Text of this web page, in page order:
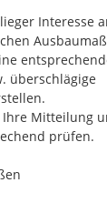
Interesse
überschlägige
Mitteilung
prüfen.